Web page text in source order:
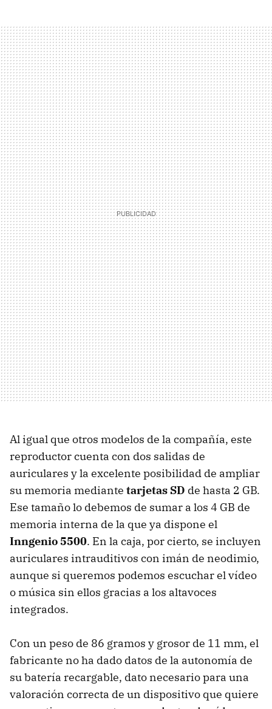
Al igual que otros modelos de la compañía, este
reproductor cuenta con dos salidas de
auriculares y la excelente posibilidad de ampliar
su memoria mediante tarjetas SD de hasta 2 GB.
Ese tamaño lo debemos de sumar a los 4 GB de
memoria interna de la que ya dispone el
Inngenio 5500. En la caja, por cierto, se incluyen
auriculares intrauditivos con imán de neodimio,
aunque si queremos podemos escuchar el vídeo
o música sin ellos gracias a los altavoces
integrados.
Con un peso de 86 gramos y grosor de 11 mm, el
fabricante no ha dado datos de la autonomía de
su batería recargable, dato necesario para una
valoración correcta de un dispositivo que quiere